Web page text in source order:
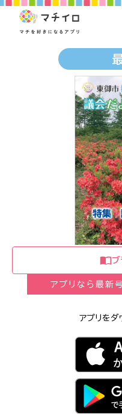
ブ
アプリなら最新
アプリをダ